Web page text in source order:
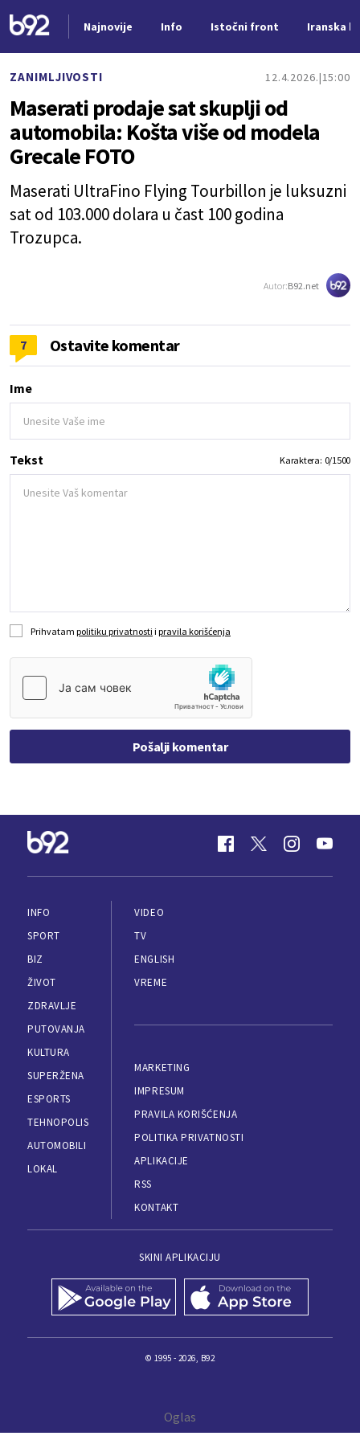
Najnovije Info Istočni front Iranska
ZANIMLJIVOSTI 12.4.2026. 15:00
Maserati prodaje sat skuplji od
automobila: Košta više od modela
Grecale FOTO
Maserati UltraFino Flying Tourbillon je luksuzni
sat od 103.000 dolara u čast 100 godina
Trozupca.
Autor:B92.net
7 Ostavite komentar
Ime
Tekst Karaktera: 0/1500
Prihvatam politiku privatnosti i pravila korišćenja
Pošalji komentar
INFO
SPORT
BIZ
ŽIVOT
ZDRAVLJE
PUTOVANJA
KULTURA
SUPERŽENA
ESPORTS
TEHNOPOLIS
AUTOMOBILI
LOKAL
VIDEO
TV
ENGLISH
VREME
MARKETING
IMPRESUM
PRAVILA KORIŠĆENJA
POLITIKA PRIVATNOSTI
APLIKACIJE
RSS
KONTAKT
SKINI APLIKACIJU
© 1995 - 2026, B92